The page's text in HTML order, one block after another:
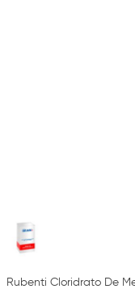
Rubenti Cloridrato De